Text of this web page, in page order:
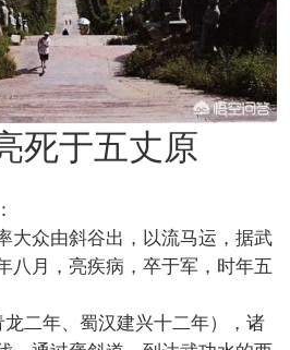
死于五丈原
大众由斜谷出，以流马运，据武
月，亮疾病，卒于军，时年五
二年、蜀汉建兴十二年），诸